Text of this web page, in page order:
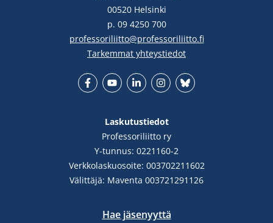
00520 Helsinki
p. 09 4250 700
professoriliitto@professoriliitto.fi
Tarkemmat yhteystiedot
Laskutustiedot
Professoriliitto ry
Y-tunnus: 0221160-2
Verkkolaskuosoite: 003702211602
Välittäjä: Maventa 003721291126
Hae jäsenyyttä